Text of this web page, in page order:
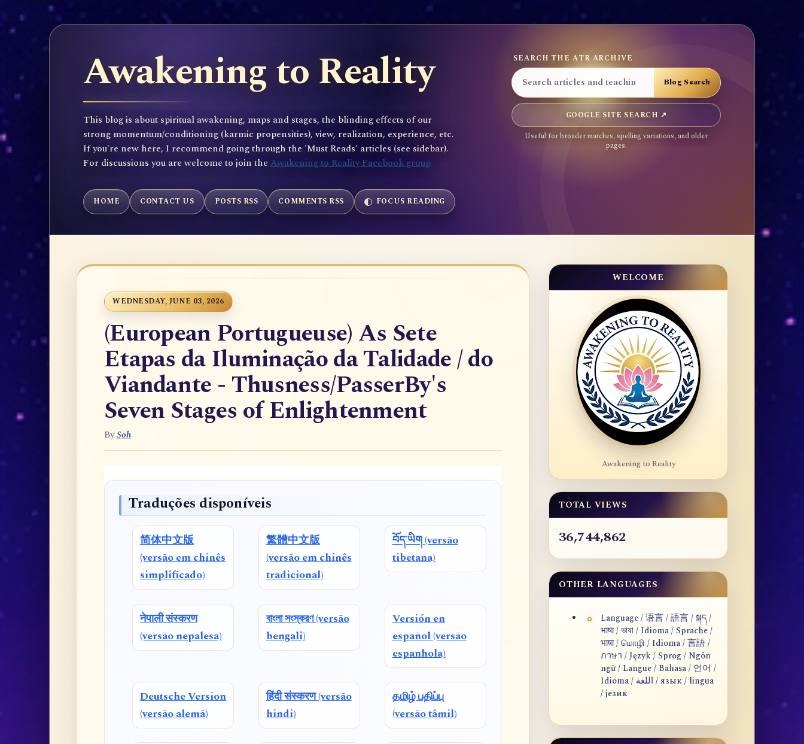
Awakening to Reality
This blog is about spiritual awakening, maps and stages, the blinding effects of our
strong momentum/conditioning (karmic propensities), view, realization, experience, etc.
If you're new here, I recommend going through the 'Must Reads' articles (see sidebar).
For discussions you are welcome to join the Awakening to Reality Facebook group
SEARCH THE ATR ARCHIVE
GOOGLE SITE SEARCH ↗
Useful for broader matches, spelling variations, and older
pages.
HOME CONTACT US POSTS RSS COMMENTS RSS FOCUS READING
WEDNESDAY, JUNE 03, 2026
(European Portugueuse) As Sete
Etapas da Iluminação da Talidade / do
Viandante - Thusness/PasserBy's
Seven Stages of Enlightenment
BySoh
Traduções disponíveis
简体中文版
(versão em chinês
simplificado)
繁體中文版
(versão em chinês
tradicional)
བོད་ཡིག (versão
tibetana)
नेपाली संस्करण
(versão nepalesa)
বাংলা সংস্করণ (versão
bengali)
Versión en
español (versão
espanhola)
Deutsche Version
(versão alemã)
हिंदी संस्करण (versão
hindi)
தமிழ் பதிப்பு
(versão tâmil)
WELCOME
Awakening to Reality
TOTAL VIEWS
36,744,862
OTHER LANGUAGES
Language / 语言 / 語言 / སྐད /
भाषा / ভাষা / Idioma / Sprache /
भाषा / மொழி / Idioma / 言語 /
ภาษา / Język / Sprog / Ngôn
ngữ / Langue / Bahasa / 언어 /
Idioma / اللغة / язык / lingua
/ језик